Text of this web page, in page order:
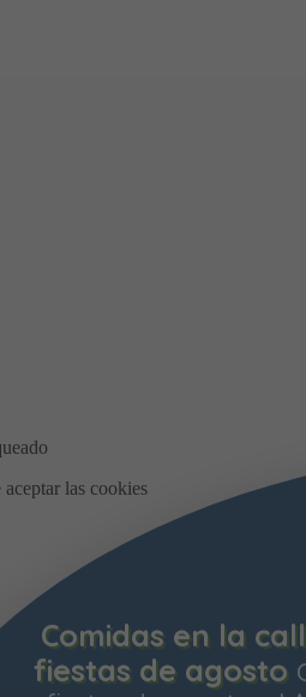
Comidas en la
fiestas de agosto